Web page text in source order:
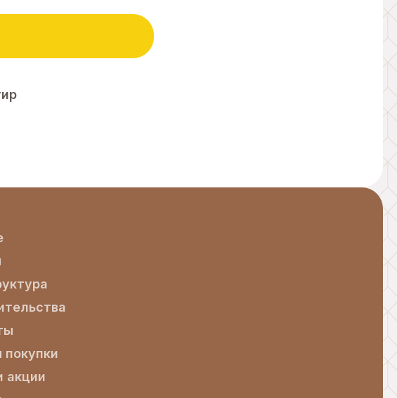
покупки
акции